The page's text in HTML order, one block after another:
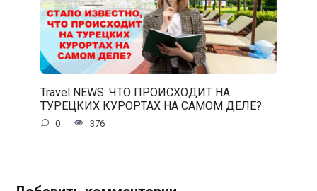
Travel NEWS: ЧТО ПРОИСХОДИТ НА
ТУРЕЦКИХ КУРОРТАХ НА САМОМ ДЕЛЕ?
0 376